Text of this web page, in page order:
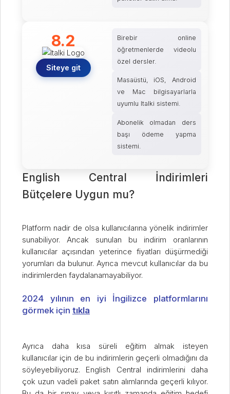
8.2
Siteye git
Birebir online
öğretmenlerde videolu
özel dersler.
Masaüstü, iOS, Android
ve Mac bilgisayarlarla
uyumlu Italki sistemi.
Abonelik olmadan ders
başı ödeme yapma
sistemi.
English Central İndirimleri
Bütçelere Uygun mu?
Platform nadir de olsa kullanıcılarına yönelik indirimler
sunabiliyor. Ancak sunulan bu indirim oranlarının
kullanıcılar açısından yeterince fiyatları düşürmediği
yorumları da bulunur. Ayrıca mevcut kullanıcılar da bu
indirimlerden faydalanamayabiliyor.
2024 yılının en iyi İngilizce platformlarını
görmek için tıkla
Ayrıca daha kısa süreli eğitim almak isteyen
kullanıcılar için de bu indirimlerin geçerli olmadığını da
söyleyebiliyoruz. English Central indirimlerini daha
çok uzun vadeli paket satın alımlarında geçerli kılıyor.